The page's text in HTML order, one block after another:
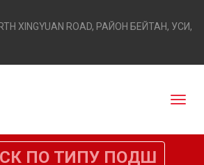
XINGYUAN ROAD, РАЙОН БЕЙТАН, УСИ,